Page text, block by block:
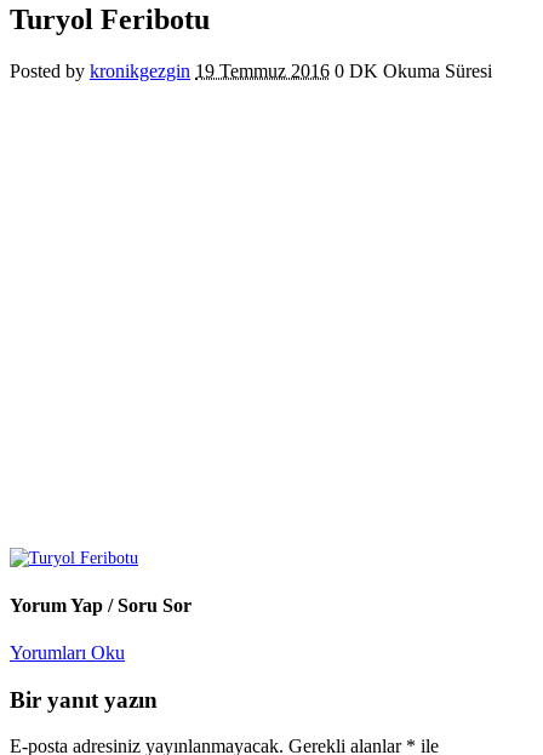
Turyol Feribotu
Posted by kronikgezgin 19 Temmuz 2016 0 DK Okuma Süresi
Yorum Yap / Soru Sor
Yorumları Oku
Bir yanıt yazın
E-posta adresiniz yayınlanmayacak. Gerekli alanlar * ile